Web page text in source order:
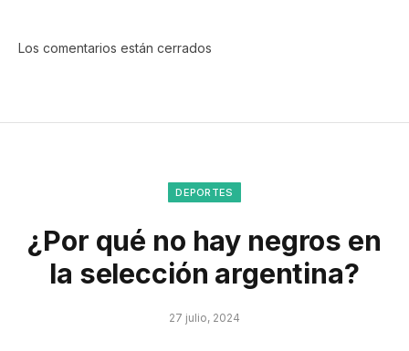
Los comentarios están cerrados
DEPORTES
¿Por qué no hay negros en
la selección argentina?
27 julio, 2024